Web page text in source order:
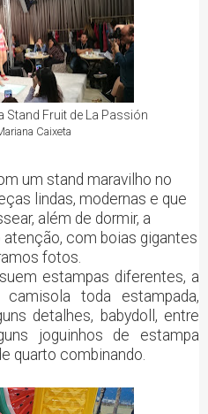
Stand Fruit de La Passión
Caixeta
um stand maravilho no
lindas, modernas e que
além de dormir, a
com boias gigantes
fotos.
estampas diferentes, a
toda estampada,
detalhes, babydoll, entre
joguinhos de estampa
quarto combinando.